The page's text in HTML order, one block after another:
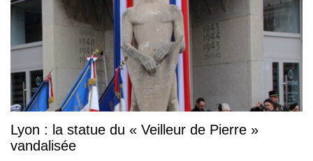
Lyon : la statue du « Veilleur de Pierre »
vandalisée